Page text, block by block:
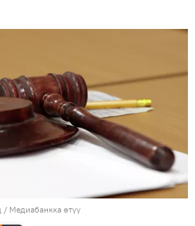
/ Медиабанкка өтүү